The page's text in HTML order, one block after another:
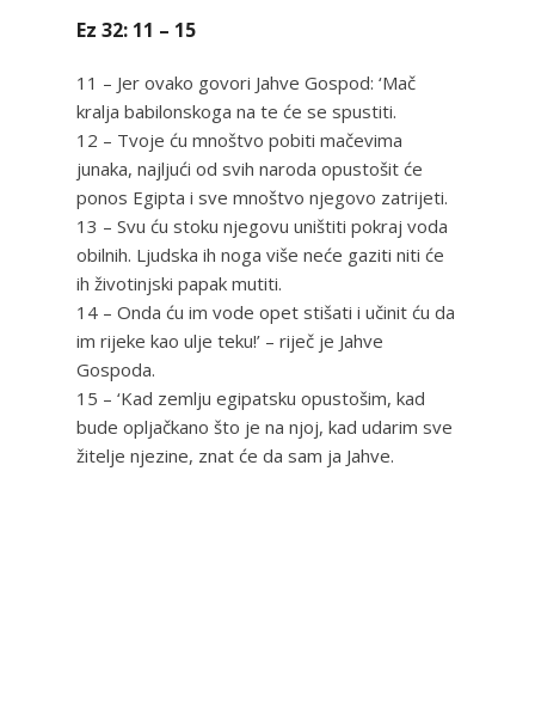
Ez 32: 11 – 15
11 – Jer ovako govori Jahve Gospod: ‘Mač
kralja babilonskoga na te će se spustiti.
12 – Tvoje ću mnoštvo pobiti mačevima
junaka, najljući od svih naroda opustošit će
ponos Egipta i sve mnoštvo njegovo zatrijeti.
13 – Svu ću stoku njegovu uništiti pokraj voda
obilnih. Ljudska ih noga više neće gaziti niti će
ih životinjski papak mutiti.
14 – Onda ću im vode opet stišati i učinit ću da
im rijeke kao ulje teku!’ – riječ je Jahve
Gospoda.
15 – ‘Kad zemlju egipatsku opustošim, kad
bude opljačkano što je na njoj, kad udarim sve
žitelje njezine, znat će da sam ja Jahve.